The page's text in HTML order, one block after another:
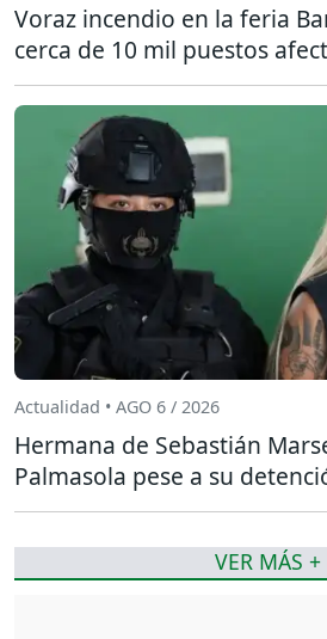
Voraz incendio en la feria
cerca de 10 mil puestos
Actualidad • AGO 6 / 2026
Hermana de Sebastián
Palmasola pese a su
VER MÁS +